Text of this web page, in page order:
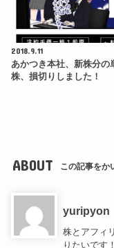
2018.9.11
あかつき本社、新株分の
株、損切りしました！
ABOUT この記事をか
yuripyon
株とアフィ
りたいです